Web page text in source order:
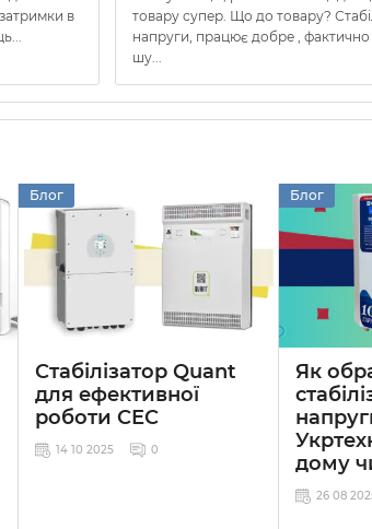
в
товару супер. Що до товару?
напруги, працює добре , фактично
шу...
Блог
Стабілізатор Quant
для ефективної
роботи СЕС
14 10 2025 0
Блог
Як
дому
26 08